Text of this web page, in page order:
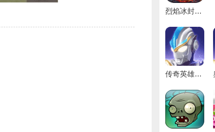
烈焰冰封最新免费版
传奇英雄无限宝石安卓直装版